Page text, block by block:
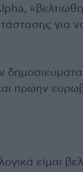
για
πρώην
είμαι